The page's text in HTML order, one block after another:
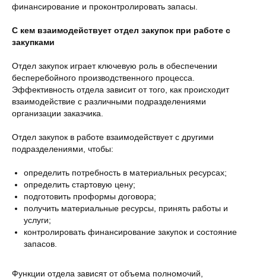
финансирование и проконтролировать запасы.
С кем взаимодействует отдел закупок при работе с
закупками
Отдел закупок играет ключевую роль в обеспечении
бесперебойного производственного процесса.
Эффективность отдела зависит от того, как происходит
взаимодействие с различными подразделениями
организации заказчика.
Отдел закупок в работе взаимодействует с другими
подразделениями, чтобы:
определить потребность в материальных ресурсах;
определить стартовую цену;
подготовить проформы договора;
получить материальные ресурсы, принять работы и
услуги;
контролировать финансирование закупок и состояние
запасов.
Функции отдела зависят от объема полномочий,